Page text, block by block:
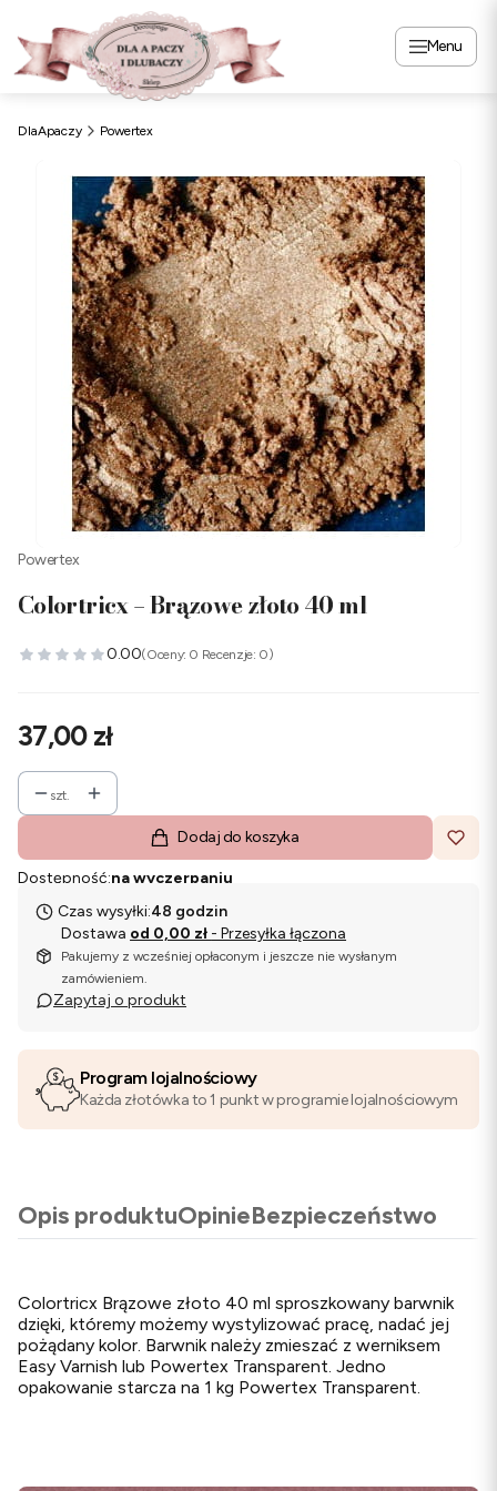
Menu
DlaApaczy Powertex
Powertex
Colortricx – Brązowe złoto 40 ml
0.00(Oceny: 0 Recenzje: 0)
Cena
37,00 zł
szt.
Dodaj do koszyka
Dostępność:na wyczerpaniu
Czas wysyłki:48 godzin
Dostawa od 0,00 zł - Przesyłka łączona
Pakujemy z wcześniej opłaconym i jeszcze nie wysłanym
zamówieniem.
Zapytaj o produkt
Program lojalnościowy
Każda złotówka to 1 punkt w programie lojalnościowym
Opis produktuOpinieBezpieczeństwo
Colortricx Brązowe złoto 40 ml sproszkowany barwnik
dzięki, któremy możemy wystylizować pracę, nadać jej
pożądany kolor. Barwnik należy zmieszać z werniksem
Easy Varnish lub Powertex Transparent. Jedno
opakowanie starcza na 1 kg Powertex Transparent.